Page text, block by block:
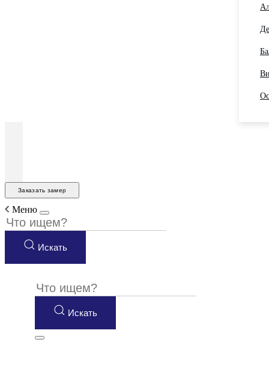
Заказать замер
Меню
Искать
Искать